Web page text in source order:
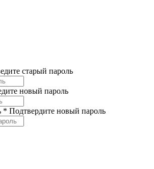
старый пароль
новый пароль
* Подтвердите новый пароль